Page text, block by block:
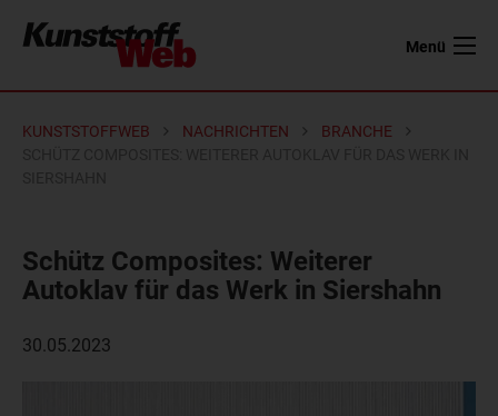
Menü
KUNSTSTOFFWEB NACHRICHTEN
BRANCHE
Schütz Composites: Weiterer
Autoklav für das Werk in Siershahn
30.05.2023